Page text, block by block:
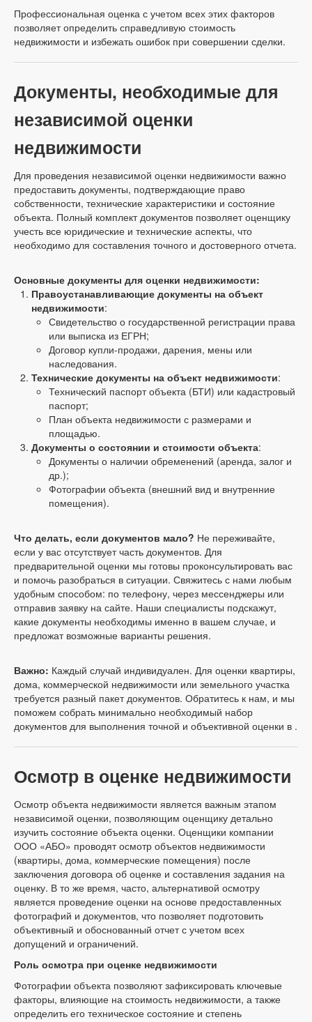
Профессиональная оценка с учетом всех этих факторов
позволяет определить справедливую стоимость
недвижимости и избежать ошибок при совершении сделки.
Документы, необходимые для
независимой оценки
недвижимости
Для проведения независимой оценки недвижимости важно
предоставить документы, подтверждающие право
собственности, технические характеристики и состояние
объекта. Полный комплект документов позволяет оценщику
учесть все юридические и технические аспекты, что
необходимо для составления точного и достоверного отчета.
Основные документы для оценки недвижимости:
Правоустанавливающие документы на объект
недвижимости:
Свидетельство о государственной регистрации права
или выписка из ЕГРН;
Договор купли-продажи, дарения, мены или
наследования.
Технические документы на объект недвижимости:
Технический паспорт объекта (БТИ) или кадастровый
паспорт;
План объекта недвижимости с размерами и
площадью.
Документы о состоянии и стоимости объекта:
Документы о наличии обременений (аренда, залог и
др.);
Фотографии объекта (внешний вид и внутренние
помещения).
Что делать, если документов мало? Не переживайте,
если у вас отсутствует часть документов. Для
предварительной оценки мы готовы проконсультировать вас
и помочь разобраться в ситуации. Свяжитесь с нами любым
удобным способом: по телефону, через мессенджеры или
отправив заявку на сайте. Наши специалисты подскажут,
какие документы необходимы именно в вашем случае, и
предложат возможные варианты решения.
Важно: Каждый случай индивидуален. Для оценки квартиры,
дома, коммерческой недвижимости или земельного участка
требуется разный пакет документов. Обратитесь к нам, и мы
поможем собрать минимально необходимый набор
документов для выполнения точной и объективной оценки в .
Осмотр в оценке недвижимости
Осмотр объекта недвижимости является важным этапом
независимой оценки, позволяющим оценщику детально
изучить состояние объекта оценки. Оценщики компании
ООО «АБО» проводят осмотр объектов недвижимости
(квартиры, дома, коммерческие помещения) после
заключения договора об оценке и составления задания на
оценку. В то же время, часто, альтернативой осмотру
является проведение оценки на основе предоставленных
фотографий и документов, что позволяет подготовить
объективный и обоснованный отчет с учетом всех
допущений и ограничений.
Роль осмотра при оценке недвижимости
Фотографии объекта позволяют зафиксировать ключевые
факторы, влияющие на стоимость недвижимости, а также
определить его техническое состояние и степень